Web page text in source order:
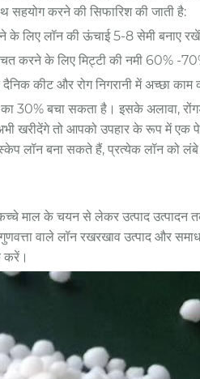
सहयोग करने की सिफारिश की जाती है:
के लिए लॉन की ऊंचाई 5-8 सेमी बनाए
करने के लिए मिट्टी की नमी 60% -
कीट और रोग निगरानी में अच्छा काम
का 30% बचा सकता है। इसके अलावा,
खरीदेंगे तो आपको उपहार के रूप में
लॉन बना सकते हैं, प्रत्येक लॉन को
कच्चे माल के चयन से लेकर उत्पाद
वाले लॉन रखरखाव उत्पाद और
करें।